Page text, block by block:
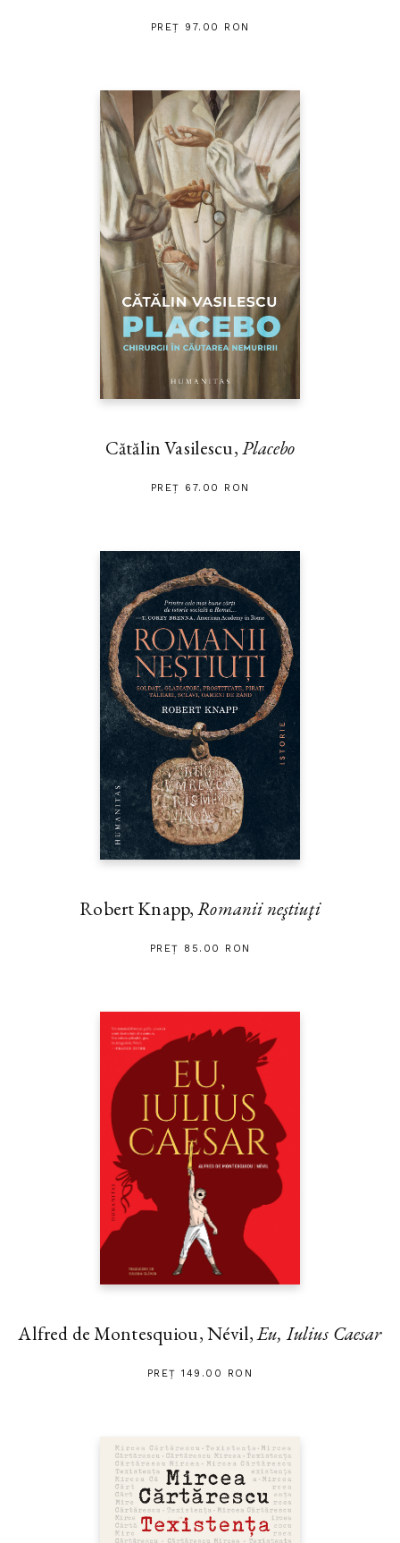
PREȚ 97.00 RON
Cătălin Vasilescu,Placebo
PREȚ 67.00 RON
Robert Knapp,Romanii neştiuţi
PREȚ 85.00 RON
Alfred de Montesquiou, Névil,Eu, Iulius Caesar
PREȚ 149.00 RON